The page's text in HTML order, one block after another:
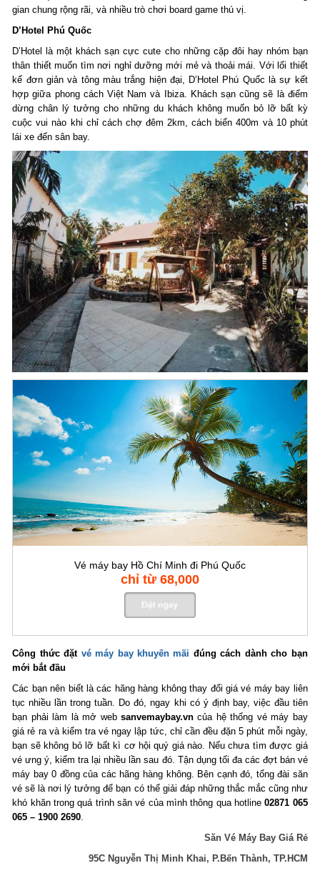
gian chung rộng rãi, và nhiều trò chơi board game thú vị.
D’Hotel Phú Quốc
D’Hotel là một khách sạn cực cute cho những cặp đôi hay nhóm bạn
thân thiết muốn tìm nơi nghỉ dưỡng mới mẻ và thoải mái. Với lối thiết
kế đơn giản và tông màu trắng hiện đại, D’Hotel Phú Quốc là sự kết
hợp giữa phong cách Việt Nam và Ibiza. Khách sạn cũng sẽ là điểm
dừng chân lý tưởng cho những du khách không muốn bỏ lỡ bất kỳ
cuộc vui nào khi chỉ cách chợ đêm 2km, cách biển 400m và 10 phút
lái xe đến sân bay.
Vé máy bay Hồ Chí Minh đi Phú Quốc
chỉ từ 68,000
Công thức đặt vé máy bay khuyến mãi đúng cách dành cho bạn
mới bắt đầu
Các bạn nên biết là các hãng hàng không thay đổi giá vé máy bay liên
tục nhiều lần trong tuần. Do đó, ngay khi có ý định bay, việc đầu tiên
bạn phải làm là mở web sanvemaybay.vn của hệ thống vé máy bay
giá rẻ ra và kiểm tra vé ngay lập tức, chỉ cần đều đặn 5 phút mỗi ngày,
bạn sẽ không bỏ lỡ bất kì cơ hội quý giá nào. Nếu chưa tìm được giá
vé ưng ý, kiểm tra lại nhiều lần sau đó. Tận dụng tối đa các đợt bán vé
máy bay 0 đồng của các hãng hàng không. Bên cạnh đó, tổng đài săn
vé sẽ là nơi lý tưởng để bạn có thể giải đáp những thắc mắc cũng như
khó khăn trong quá trình săn vé của mình thông qua hotline 02871 065
065 – 1900 2690.
Săn Vé Máy Bay Giá Rẻ
95C Nguyễn Thị Minh Khai, P.Bến Thành, TP.HCM